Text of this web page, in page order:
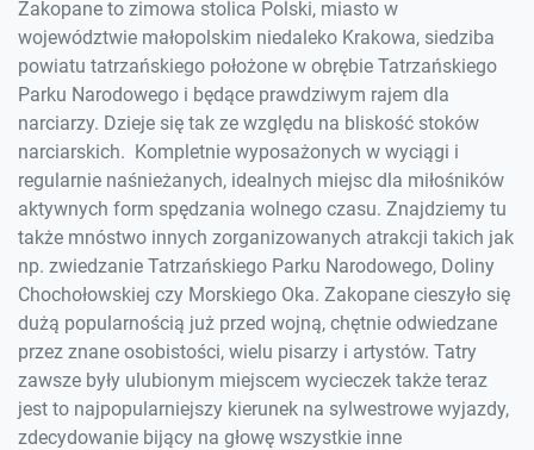
Zakopane to zimowa stolica Polski, miasto w
województwie małopolskim niedaleko Krakowa, siedziba
powiatu tatrzańskiego położone w obrębie Tatrzańskiego
Parku Narodowego i będące prawdziwym rajem dla
narciarzy. Dzieje się tak ze względu na bliskość stoków
narciarskich. Kompletnie wyposażonych w wyciągi i
regularnie naśnieżanych, idealnych miejsc dla miłośników
aktywnych form spędzania wolnego czasu. Znajdziemy tu
także mnóstwo innych zorganizowanych atrakcji takich jak
np. zwiedzanie Tatrzańskiego Parku Narodowego, Doliny
Chochołowskiej czy Morskiego Oka. Zakopane cieszyło się
dużą popularnością już przed wojną, chętnie odwiedzane
przez znane osobistości, wielu pisarzy i artystów. Tatry
zawsze były ulubionym miejscem wycieczek także teraz
jest to najpopularniejszy kierunek na sylwestrowe wyjazdy,
zdecydowanie bijący na głowę wszystkie inne